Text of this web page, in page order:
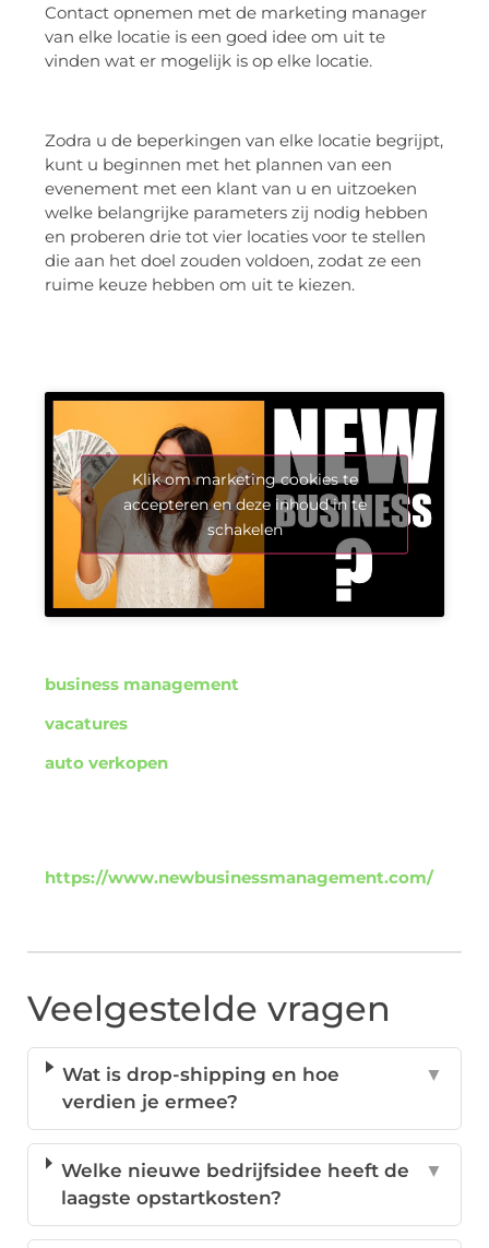
Contact opnemen met de marketing manager
van elke locatie is een goed idee om uit te
vinden wat er mogelijk is op elke locatie.
Zodra u de beperkingen van elke locatie begrijpt,
kunt u beginnen met het plannen van een
evenement met een klant van u en uitzoeken
welke belangrijke parameters zij nodig hebben
en proberen drie tot vier locaties voor te stellen
die aan het doel zouden voldoen, zodat ze een
ruime keuze hebben om uit te kiezen.
Klik om marketing cookies te
accepteren en deze inhoud in te
schakelen
business management
vacatures
auto verkopen
https://www.newbusinessmanagement.com/
Veelgestelde vragen
Wat is drop-shipping en hoe
verdien je ermee?
▼
Welke nieuwe bedrijfsidee heeft de
laagste opstartkosten?
▼